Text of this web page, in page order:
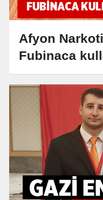
Afyon
Fubinaca